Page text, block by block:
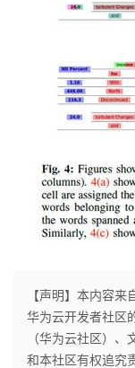
【声明】本内容
华为云开发者社区
（华为云社区）
和本社区有权追究